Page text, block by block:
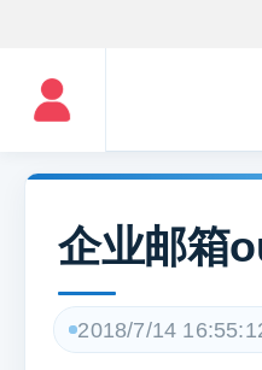
企业邮箱
2018/7/14